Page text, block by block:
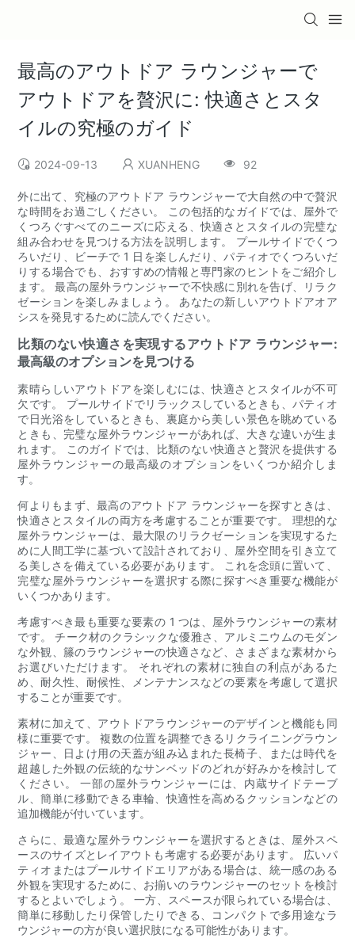
最高のアウトドア ラウンジャーで
アウトドアを贅沢に: 快適さとスタ
イルの究極のガイド
2024-09-13 XUANHENG 92
外に出て、究極のアウトドア ラウンジャーで大自然の中で贅沢
な時間をお過ごしください。 この包括的なガイドでは、屋外で
くつろぐすべてのニーズに応える、快適さとスタイルの完璧な
組み合わせを見つける方法を説明します。 プールサイドでくつ
ろいだり、ビーチで 1 日を楽しんだり、パティオでくつろいだ
りする場合でも、おすすめの情報と専門家のヒントをご紹介し
ます。 最高の屋外ラウンジャーで不快感に別れを告げ、リラク
ゼーションを楽しみましょう。 あなたの新しいアウトドアオア
シスを発見するために読んでください。
比類のない快適さを実現するアウトドア ラウンジャー:
最高級のオプションを見つける
素晴らしいアウトドアを楽しむには、快適さとスタイルが不可
欠です。 プールサイドでリラックスしているときも、パティオ
で日光浴をしているときも、裏庭から美しい景色を眺めている
ときも、完璧な屋外ラウンジャーがあれば、大きな違いが生ま
れます。 このガイドでは、比類のない快適さと贅沢を提供する
屋外ラウンジャーの最高級のオプションをいくつか紹介しま
す。
何よりもまず、最高のアウトドア ラウンジャーを探すときは、
快適さとスタイルの両方を考慮することが重要です。 理想的な
屋外ラウンジャーは、最大限のリラクゼーションを実現するた
めに人間工学に基づいて設計されており、屋外空間を引き立て
る美しさを備えている必要があります。 これを念頭に置いて、
完璧な屋外ラウンジャーを選択する際に探すべき重要な機能が
いくつかあります。
考慮すべき最も重要な要素の 1 つは、屋外ラウンジャーの素材
です。 チーク材のクラシックな優雅さ、アルミニウムのモダン
な外観、籐のラウンジャーの快適さなど、さまざまな素材から
お選びいただけます。 それぞれの素材に独自の利点があるた
め、耐久性、耐候性、メンテナンスなどの要素を考慮して選択
することが重要です。
素材に加えて、アウトドアラウンジャーのデザインと機能も同
様に重要です。 複数の位置を調整できるリクライニングラウン
ジャー、日よけ用の天蓋が組み込まれた長椅子、または時代を
超越した外観の伝統的なサンベッドのどれが好みかを検討して
ください。 一部の屋外ラウンジャーには、内蔵サイドテーブ
ル、簡単に移動できる車輪、快適性を高めるクッションなどの
追加機能が付いています。
さらに、最適な屋外ラウンジャーを選択するときは、屋外スペ
ースのサイズとレイアウトも考慮する必要があります。 広いパ
ティオまたはプールサイドエリアがある場合は、統一感のある
外観を実現するために、お揃いのラウンジャーのセットを検討
するとよいでしょう。 一方、スペースが限られている場合は、
簡単に移動したり保管したりできる、コンパクトで多用途なラ
ウンジャーの方が良い選択肢になる可能性があります。